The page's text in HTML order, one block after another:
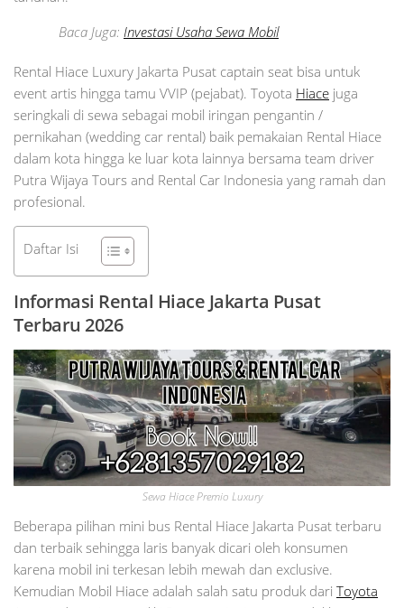
Baca Juga: Investasi Usaha Sewa Mobil
Rental Hiace Luxury Jakarta Pusat captain seat bisa untuk
event artis hingga tamu VVIP (pejabat). Toyota Hiace juga
seringkali di sewa sebagai mobil iringan pengantin /
pernikahan (wedding car rental) baik pemakaian Rental Hiace
dalam kota hingga ke luar kota lainnya bersama team driver
Putra Wijaya Tours and Rental Car Indonesia yang ramah dan
profesional.
Daftar Isi
Informasi Rental Hiace Jakarta Pusat
Terbaru 2026
Sewa Hiace Premio Luxury
Beberapa pilihan mini bus Rental Hiace Jakarta Pusat terbaru
dan terbaik sehingga laris banyak dicari oleh konsumen
karena mobil ini terkesan lebih mewah dan exclusive.
Kemudian Mobil Hiace adalah salah satu produk dari Toyota